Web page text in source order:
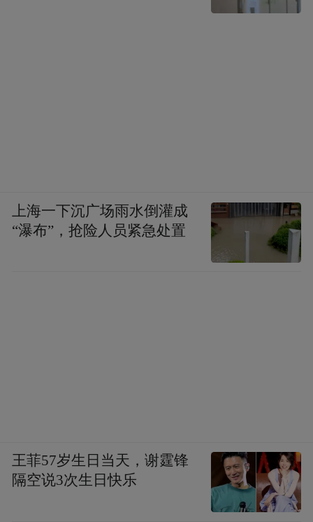
上海一下沉广场雨水倒灌成
“瀑布”，抢险人员紧急处置
王菲57岁生日当天，谢霆锋
隔空说3次生日快乐